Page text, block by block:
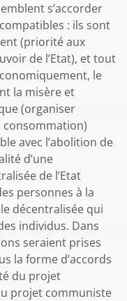
s’accorder
: ils sont
(priorité aux
de l’Etat), et tout
le
la misère et
(organiser
avec l’abolition de
d’une
de l’Etat
personnes à la
décentralisée qui
individus. Dans
seraient prises
la forme d’accords
du projet
projet communiste